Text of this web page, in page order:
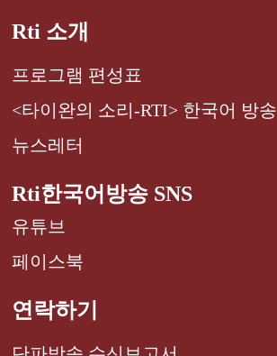
Rti 소개
프로그램 편성표
<타이완의 소리-RTI> 한국어 방송
뉴스레터
Rti한국어방송 SNS
유튜브
페이스북
연락하기